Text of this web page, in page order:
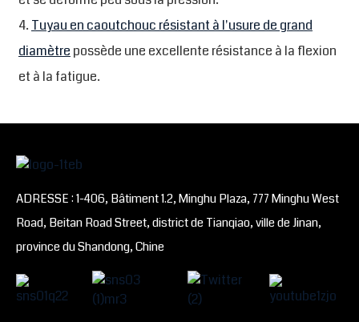
4. Tuyau en caoutchouc résistant à l'usure de grand
diamètre possède une excellente résistance à la flexion
et à la fatigue.
ADRESSE : 1-406, Bâtiment 1.2, Minghu Plaza, 777 Minghu West
Road, Beitan Road Street, district de Tianqiao, ville de Jinan,
province du Shandong, Chine